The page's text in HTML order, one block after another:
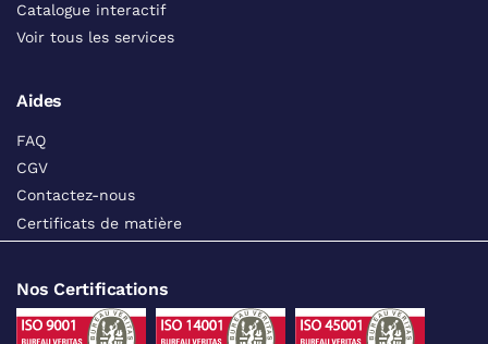
Catalogue interactif
Voir tous les services
Aides
FAQ
CGV
Contactez-nous
Certificats de matière
Nos Certifications